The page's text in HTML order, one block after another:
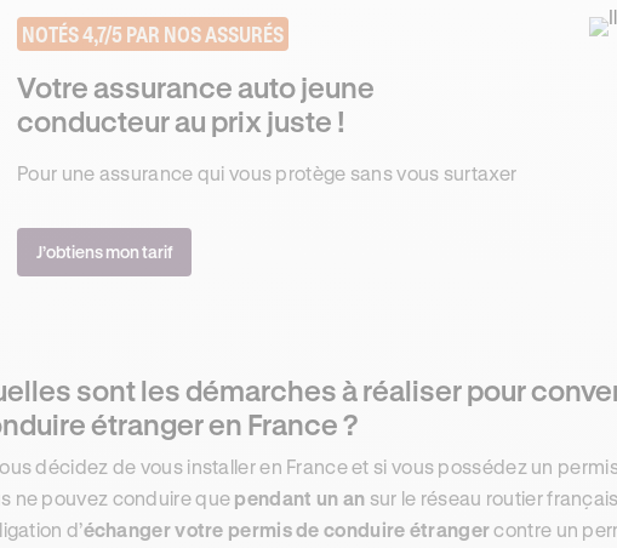
NOTÉS 4,7/5 PAR NOS ASSURÉS
Votre assurance auto jeune
conducteur au prix juste !
Pour une assurance qui vous protège sans vous surtaxer
J’obtiens mon tarif
sont les démarches à réaliser pour
étranger en France ?
décidez de vous installer en France et si vous possédez un
ne pouvez conduire que pendant un an sur le réseau routier
d’échanger votre permis de conduire étrangercontre un